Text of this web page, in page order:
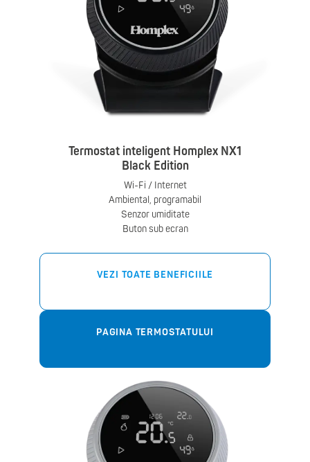
Termostat inteligent Homplex NX1
Black Edition
Wi-Fi / Internet
Ambiental, programabil
Senzor umiditate
Buton sub ecran
VEZI TOATE BENEFICIILE
PAGINA TERMOSTATULUI